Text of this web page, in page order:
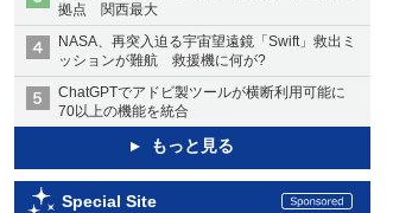
拠点 関西最大
NASA、再突入迫る宇宙望遠鏡「Swift」救出ミ
ッションが難航 救援機に何が?
ChatGPTでアドビ製ツールが横断利用可能に
70以上の機能を統合
もっと見る
Special Site